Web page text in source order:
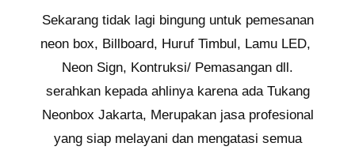
Sekarang tidak lagi bingung untuk pemesanan
neon box, Billboard, Huruf Timbul, Lamu LED,
Neon Sign, Kontruksi/ Pemasangan dll.
serahkan kepada ahlinya karena ada Tukang
Neonbox Jakarta, Merupakan jasa profesional
yang siap melayani dan mengatasi semua